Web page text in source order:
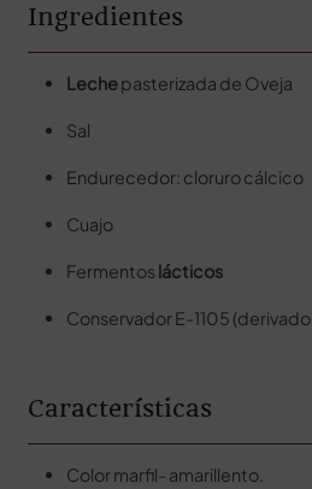
Ingredientes
Lechepasterizada de Oveja
Sal
Endurecedor: cloruro cálcico
Cuajo
Fermentoslácticos
Conservador E-1105 (derivado
Características
Color marfil- amarillento.